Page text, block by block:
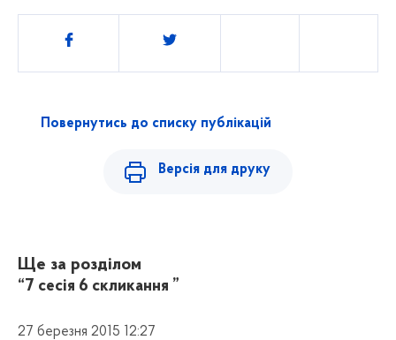
Поділитись
Повернутись до списку публікацій
Версія для друку
Ще за розділом
“7 сесія 6 скликання ”
27 березня 2015 12:27